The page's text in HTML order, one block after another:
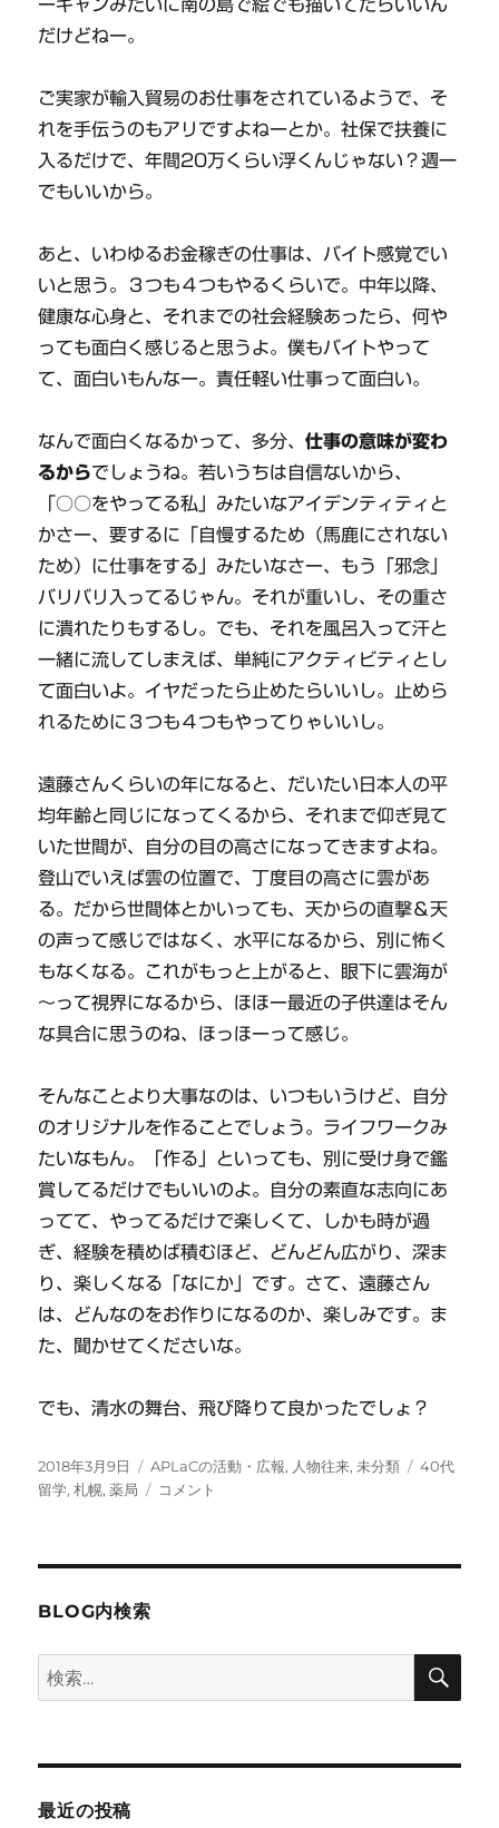
ーギャンみたいに南の島で絵でも描いてたらいいん
だけどねー。
ご実家が輸入貿易のお仕事をされているようで、そ
れを手伝うのもアリですよねーとか。社保で扶養に
入るだけで、年間20万くらい浮くんじゃない？週一
でもいいから。
あと、いわゆるお金稼ぎの仕事は、バイト感覚でい
いと思う。３つも４つもやるくらいで。中年以降、
健康な心身と、それまでの社会経験あったら、何や
っても面白く感じると思うよ。僕もバイトやって
て、面白いもんなー。責任軽い仕事って面白い。
なんで面白くなるかって、多分、仕事の意味が変わ
るからでしょうね。若いうちは自信ないから、
「○○をやってる私」みたいなアイデンティティと
かさー、要するに「自慢するため（馬鹿にされない
ため）に仕事をする」みたいなさー、もう「邪念」
バリバリ入ってるじゃん。それが重いし、その重さ
に潰れたりもするし。でも、それを風呂入って汗と
一緒に流してしまえば、単純にアクティビティとし
て面白いよ。イヤだったら止めたらいいし。止めら
れるために３つも４つもやってりゃいいし。
遠藤さんくらいの年になると、だいたい日本人の平
均年齢と同じになってくるから、それまで仰ぎ見て
いた世間が、自分の目の高さになってきますよね。
登山でいえば雲の位置で、丁度目の高さに雲があ
る。だから世間体とかいっても、天からの直撃＆天
の声って感じではなく、水平になるから、別に怖く
もなくなる。これがもっと上がると、眼下に雲海が
～って視界になるから、ほほー最近の子供達はそん
な具合に思うのね、ほっほーって感じ。
そんなことより大事なのは、いつもいうけど、自分
のオリジナルを作ることでしょう。ライフワークみ
たいなもん。「作る」といっても、別に受け身で鑑
賞してるだけでもいいのよ。自分の素直な志向にあ
ってて、やってるだけで楽しくて、しかも時が過
ぎ、経験を積めば積むほど、どんどん広がり、深ま
り、楽しくなる「なにか」です。さて、遠藤さん
は、どんなのをお作りになるのか、楽しみです。ま
た、聞かせてくださいな。
でも、清水の舞台、飛び降りて良かったでしょ？
投
稿
2018年3月9日
カ
テ
APLaCの活動・広報, 人物往来, 未分類
タ
40代
留学,札幌,薬局
遠
の
学
～
コメント
BLOG内検索
検
索:
検
最近の投稿